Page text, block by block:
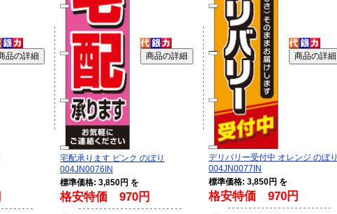
宅配承ります ピンク のぼり
004JN0076IN
標準価格: 3,850円 を
格安特価 970円
デリバリー受付中 オレンジ のぼり
004JN0077IN
標準価格: 3,850円 を
格安特価 970円